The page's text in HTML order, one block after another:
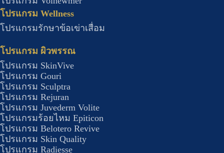
โปรแกรม Wellness​
โปรแกรมรักษาข้อเข่าเสื่อม
โปรแกรม ผิวพรรณ
โปรแกรม SkinVive
โปรแกรม Gouri
โปรแกรม Sculptra
โปรแกรม Rejuran
โปรแกรม Juvederm Volite
โปรแกรมร้อยไหม Epiticon
โปรแกรม Belotero Revive
โปรแกรม Skin Quality
โปรแกรม Radiesse